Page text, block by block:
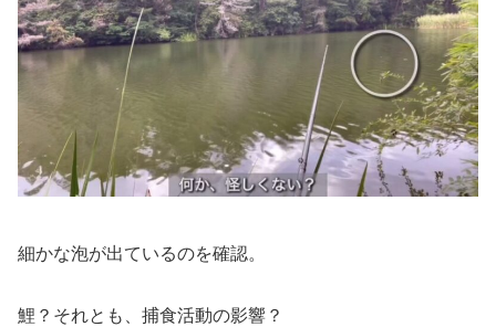
細かな泡が出ているのを確認。
鯉？それとも、捕食活動の影響？